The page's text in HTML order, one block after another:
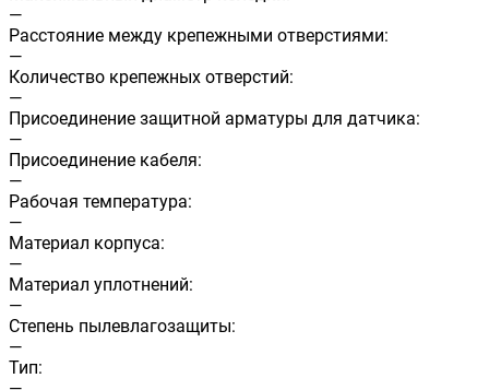
—
Расстояние между крепежными отверстиями:
—
Количество крепежных отверстий:
—
Присоединение защитной арматуры для датчика:
—
Присоединение кабеля:
—
Рабочая температура:
—
Материал корпуса:
—
Материал уплотнений:
—
Cтепень пылевлагозащиты:
—
Тип: